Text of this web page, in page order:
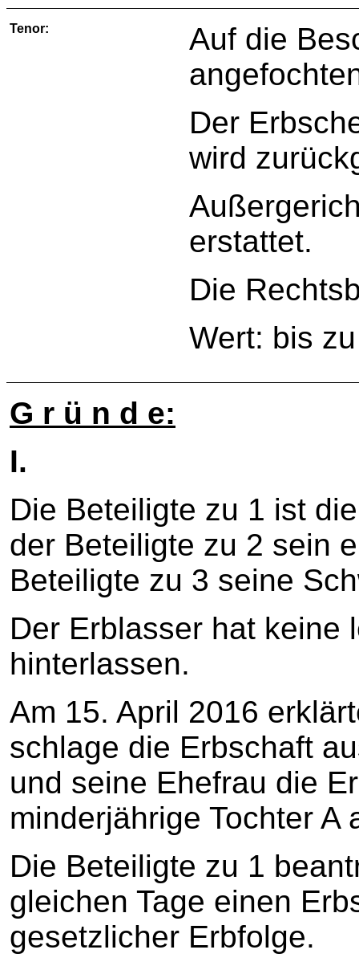
Tenor:
Auf die
Der
wird
erstattet.
Die
Wert: bis
G r ü n d e:
I.
Die Beteiligte zu 1 ist
der Beteiligte zu 2 sein
Beteiligte zu 3 seine
Der Erblasser hat keine
hinterlassen.
Am 15. April 2016
schlage die Erbschaft
und seine Ehefrau die
minderjährige Tochter A
Die Beteiligte zu 1
gleichen Tage einen
gesetzlicher Erbfolge.